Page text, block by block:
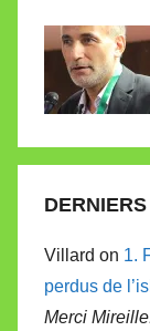
Villard on 1.
perdus de
Merci